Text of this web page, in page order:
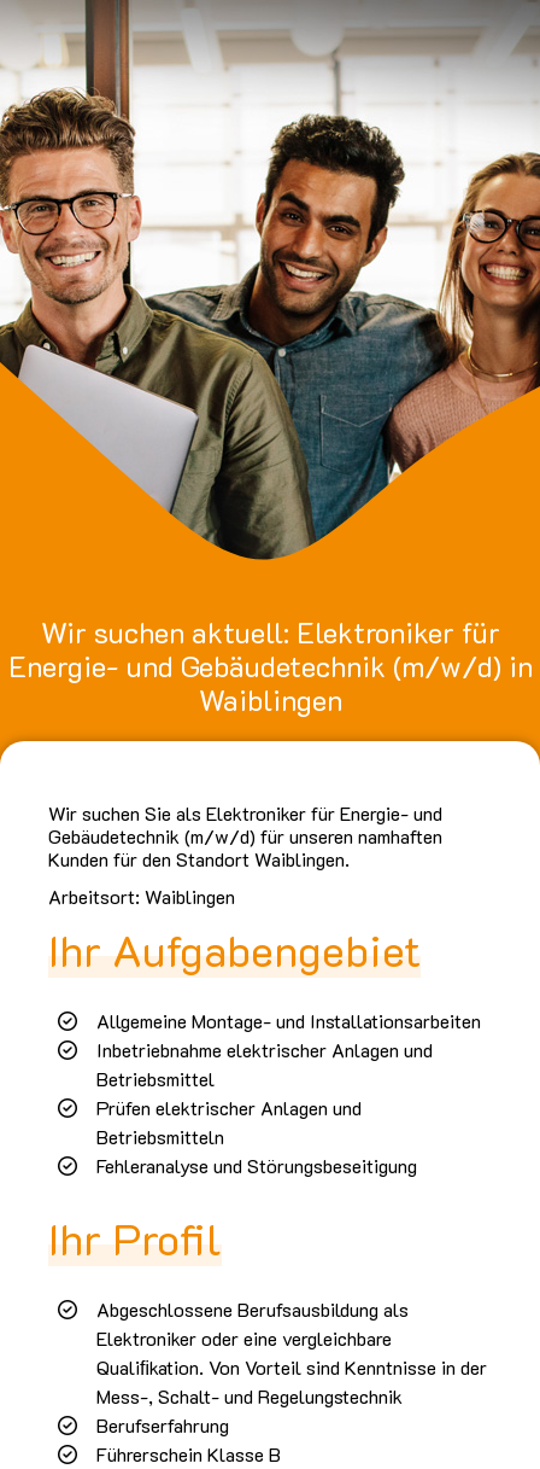
Wir suchen aktuell: Elektroniker für
Energie- und Gebäudetechnik (m/w/d) in
Waiblingen
Wir suchen Sie als Elektroniker für Energie- und
Gebäudetechnik (m/w/d) für unseren namhaften
Kunden für den Standort Waiblingen.
Arbeitsort: Waiblingen
Ihr Aufgabengebiet
Allgemeine Montage- und Installationsarbeiten
Inbetriebnahme elektrischer Anlagen und
Betriebsmittel
Prüfen elektrischer Anlagen und
Betriebsmitteln
Fehleranalyse und Störungsbeseitigung
Ihr Profil
Abgeschlossene Berufsausbildung als
Elektroniker oder eine vergleichbare
Qualiﬁkation. Von Vorteil sind Kenntnisse in der
Mess-, Schalt- und Regelungstechnik
Berufserfahrung
Führerschein Klasse B